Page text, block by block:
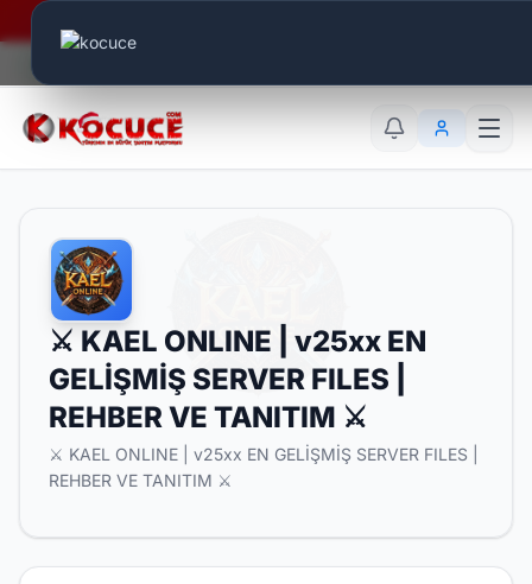
⚔️ KAEL ONLINE | v25xx EN
GELİŞMİŞ SERVER FILES |
REHBER VE TANITIM ⚔️
⚔️ KAEL ONLINE | v25xx EN GELİŞMİŞ SERVER FILES |
REHBER VE TANITIM ⚔️